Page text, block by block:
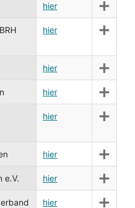
hier
hier
hier
hier
hier
hier
e.V. hier
hier